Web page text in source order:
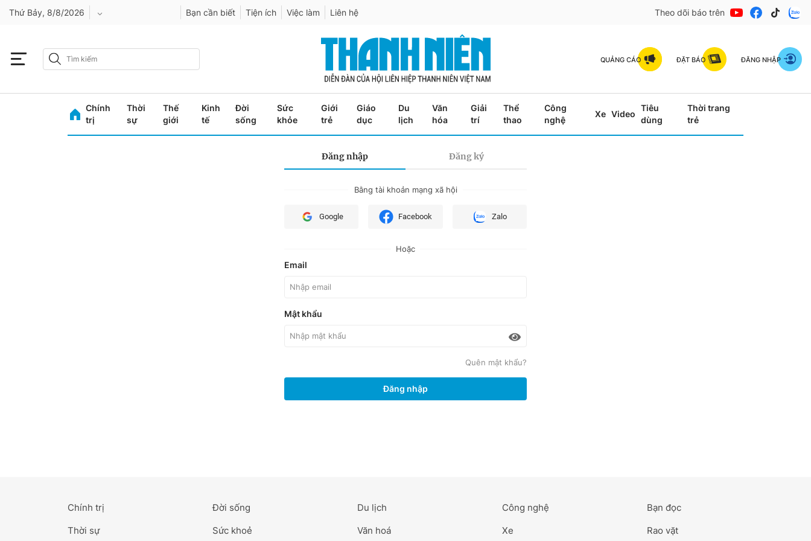
Thứ Bảy, 8/8/2026
Bình Phước
Đắk Lắk
Bạn cần biết Tiện ích Việc làm Liên hệ Theo dõi báo trên
QUẢNG CÁO ĐẶT BÁO ĐĂNG NHẬP
Chính
trị
Thời
sự
Thế
giới
Kinh
tế
Đời
sống
Sức
khỏe
Giới
trẻ
Giáo
dục
Du
lịch
Văn
hóa
Giải
trí
Thể
thao
Công
nghệ
Xe Video
Tiêu
dùng
Thời trang
trẻ
Đăng nhập Đăng ký
Bằng tài khoản mạng xã hội
Google Facebook Zalo
Hoặc
Email
Mật khẩu
Quên mật khẩu?
Đăng nhập
Chính trị
Thời sự
Đời sống
Sức khoẻ
Du lịch
Văn hoá
Công nghệ
Xe
Bạn đọc
Rao vặt